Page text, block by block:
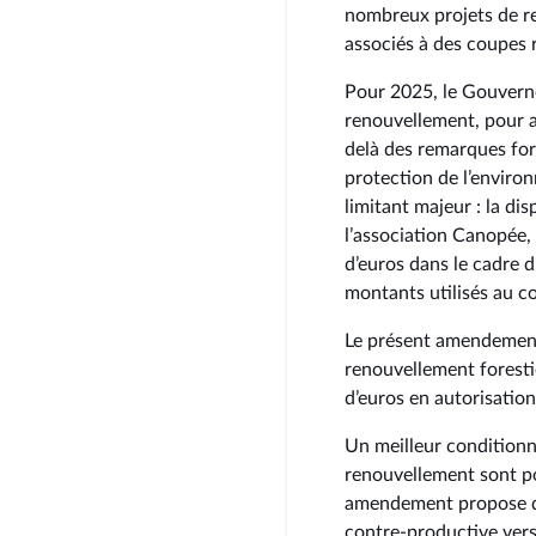
nombreux projets de
associés à des coupes
Pour 2025, le
renouvellement, pour
delà des remarques
protection de
limitant majeur : la
l’association
d’euros dans le cadre
montants utilisés au
Le présent
renouvellement
d’euros en
Un meilleur
renouvellement sont
amendement propose